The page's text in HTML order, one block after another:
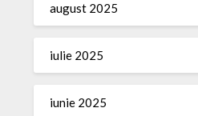
august 2025
iulie 2025
iunie 2025